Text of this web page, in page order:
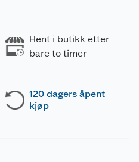
Hent i butikk etter
bare to timer
120 dagers åpent
kjøp